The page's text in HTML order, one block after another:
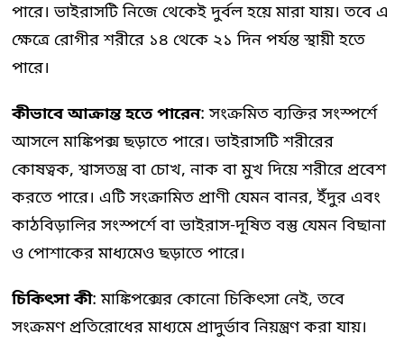
পারে। ভাইরাসটি নিজে থেকেই দুর্বল হয়ে মারা যায়। তবে এ
ক্ষেত্রে রোগীর শরীরে ১৪ থেকে ২১ দিন পর্যন্ত স্থায়ী হতে
পারে।
কীভাবে আক্রান্ত হতে পারেন: সংক্রমিত ব্যক্তির সংস্পর্শে
আসলে মাঙ্কিপক্স ছড়াতে পারে। ভাইরাসটি শরীরের
কোষত্বক, শ্বাসতন্ত্র বা চোখ, নাক বা মুখ দিয়ে শরীরে প্রবেশ
করতে পারে। এটি সংক্রামিত প্রাণী যেমন বানর, ইঁদুর এবং
কাঠবিড়ালির সংস্পর্শে বা ভাইরাস-দূষিত বস্তু যেমন বিছানা
ও পোশাকের মাধ্যমেও ছড়াতে পারে।
চিকিৎসা কী: মাঙ্কিপক্সের কোনো চিকিৎসা নেই, তবে
সংক্রমণ প্রতিরোধের মাধ্যমে প্রাদুর্ভাব নিয়ন্ত্রণ করা যায়।